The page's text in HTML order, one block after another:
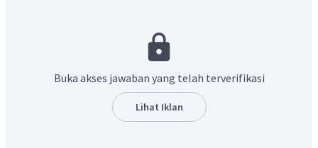
dengan demikian, nilai akar pangkat dua adalah
Buka akses jawaban yang telah terverifikasi
Lihat Iklan